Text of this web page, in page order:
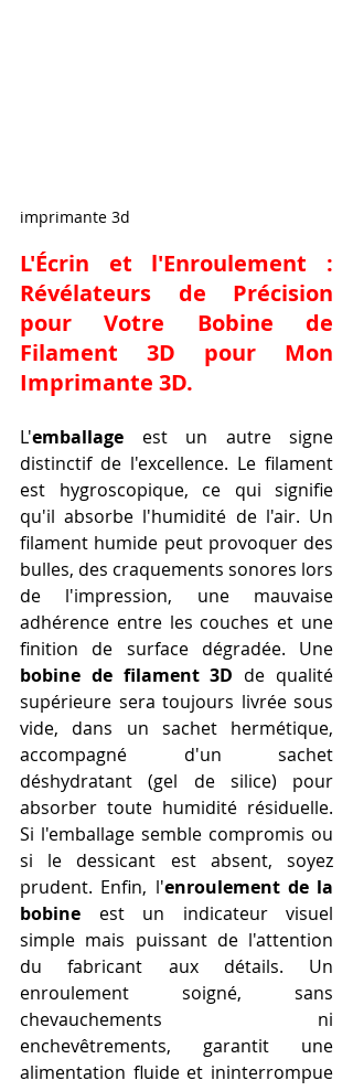
imprimante 3d
L'Écrin et l'Enroulement :
Révélateurs de Précision
pour Votre Bobine de
Filament 3D pour Mon
Imprimante 3D.
L'emballage est un autre signe
distinctif de l'excellence. Le filament
est hygroscopique, ce qui signifie
qu'il absorbe l'humidité de l'air. Un
filament humide peut provoquer des
bulles, des craquements sonores lors
de l'impression, une mauvaise
adhérence entre les couches et une
bobine de filament 3D de qualité
supérieure sera toujours livrée sous
vide, dans un sachet hermétique,
accompagné d'un sachet
déshydratant (gel de silice) pour
absorber toute humidité résiduelle.
Si l'emballage semble compromis ou
si le dessicant est absent, soyez
prudent. Enfin, l'enroulement de la
bobine est un indicateur visuel
simple mais puissant de l'attention
du fabricant aux détails. Un
enroulement soigné, sans
chevauchements ni
enchevêtrements, garantit une
alimentation fluide et ininterrompue